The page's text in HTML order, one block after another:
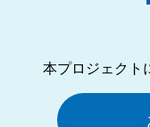
本プロジェクト